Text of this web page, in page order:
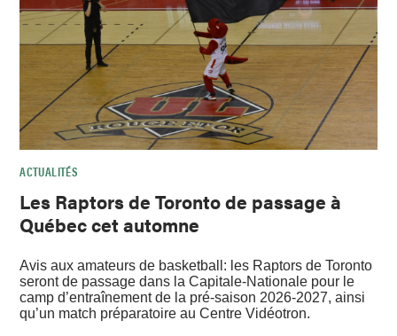
ACTUALITÉS
Les Raptors de Toronto de passage à
Québec cet automne
Avis aux amateurs de basketball: les Raptors de Toronto
seront de passage dans la Capitale-Nationale pour le
camp d’entraînement de la pré-saison 2026-2027, ainsi
qu’un match préparatoire au Centre Vidéotron.